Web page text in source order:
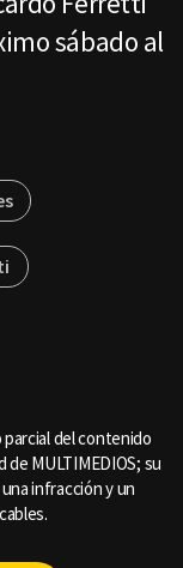
sábado al
del contenido
MULTIMEDIOS; su
infracción y un